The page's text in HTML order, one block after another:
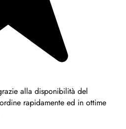
alla disponibilità del
rapidamente ed in ottime